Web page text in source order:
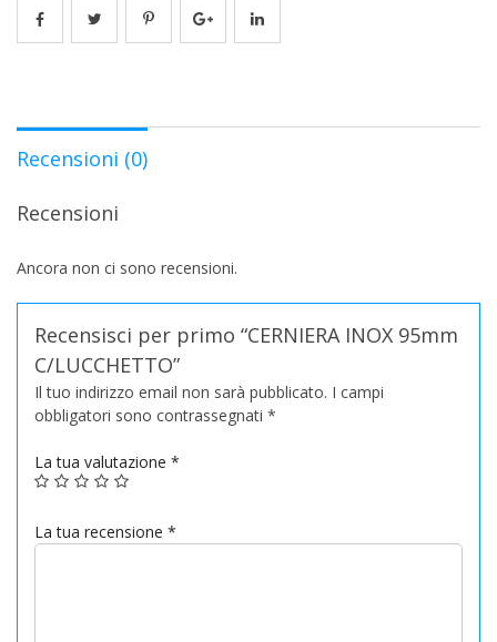
Recensioni (0)
Recensioni
Ancora non ci sono recensioni.
Recensisci per primo “CERNIERA INOX 95mm
C/LUCCHETTO”
Il tuo indirizzo email non sarà pubblicato. I campi
obbligatori sono contrassegnati *
La tua valutazione *
La tua recensione *